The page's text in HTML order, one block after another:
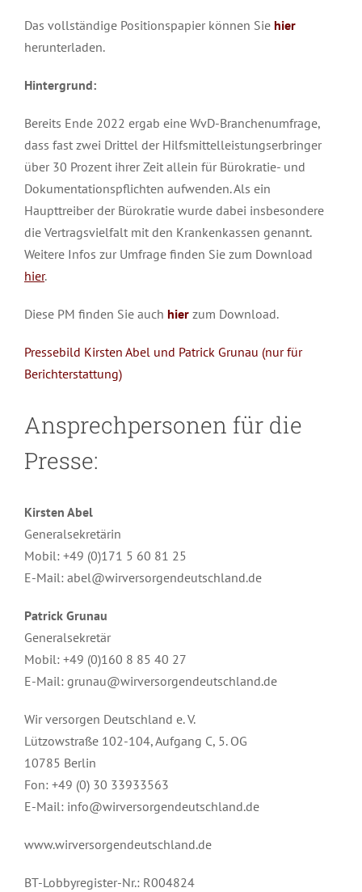
Das vollständige Positionspapier können Sie hier
herunterladen.
Hintergrund:
Bereits Ende 2022 ergab eine WvD-Branchenumfrage,
dass fast zwei Drittel der Hilfsmittelleistungserbringer
über 30 Prozent ihrer Zeit allein für Bürokratie- und
Dokumentationspflichten aufwenden. Als ein
Haupttreiber der Bürokratie wurde dabei insbesondere
die Vertragsvielfalt mit den Krankenkassen genannt.
Weitere Infos zur Umfrage finden Sie zum Download
hier.
Diese PM finden Sie auch hier zum Download.
Pressebild Kirsten Abel und Patrick Grunau (nur für
Berichterstattung)
Ansprechpersonen für die
Presse:
Kirsten Abel
Generalsekretärin
Mobil: +49 (0)171 5 60 81 25
E-Mail: abel@wirversorgendeutschland.de
Patrick Grunau
Generalsekretär
Mobil: +49 (0)160 8 85 40 27
E-Mail: grunau@wirversorgendeutschland.de
Wir versorgen Deutschland e. V.
Lützowstraße 102-104, Aufgang C, 5. OG
10785 Berlin
Fon: +49 (0) 30 33933563
E-Mail: info@wirversorgendeutschland.de
www.wirversorgendeutschland.de
BT-Lobbyregister-Nr.: R004824